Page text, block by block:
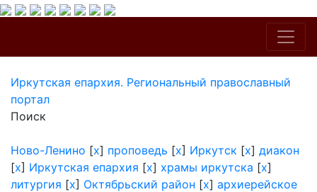
Иркутская епархия. Региональный православный
портал
Поиск
Ново-Ленино [x] проповедь [x] Иркутск [x] диакон
[x] Иркутская епархия [x] храмы иркутска [x]
литургия [x] Октябрьский район [x] архиерейское